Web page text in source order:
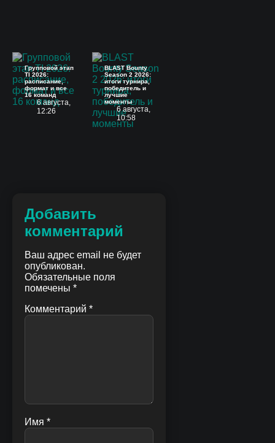
Групповой этап
TI 2026:
расписание,
формат и все
16 команд
6 августа,
12:26
BLAST Bounty
Season 2 2026:
итоги турнира,
победитель и
лучшие
моменты
6 августа,
10:58
Добавить
комментарий
Ваш адрес email не будет
опубликован.
Обязательные поля
помечены *
Комментарий *
Имя *